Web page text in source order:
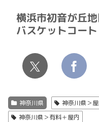
横浜市初音が丘
バスケットコート
神奈川県 神奈川県＞
神奈川県＞有料＋屋内